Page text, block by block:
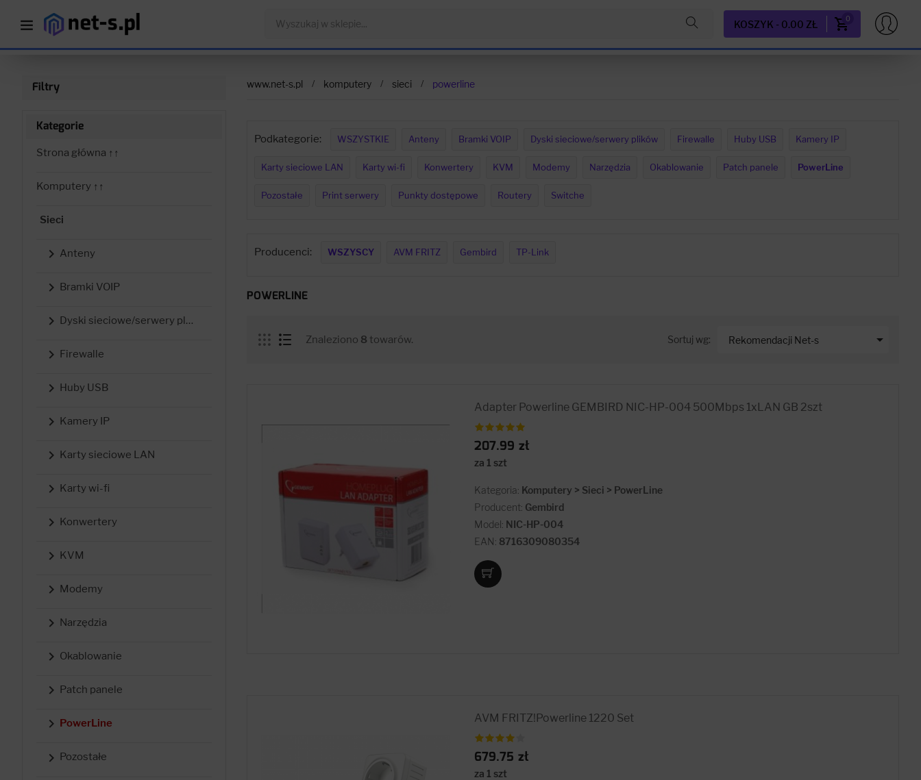
KOSZYK - 0.00 ZŁ 0
Filtry
Kategorie
Strona główna ↑↑
Komputery ↑↑
Sieci
 Anteny
 Bramki VOIP
 Dyski sieciowe/serwery plików
 Firewalle
 Huby USB
 Kamery IP
 Karty sieciowe LAN
 Karty wi-fi
 Konwertery
 KVM
 Modemy
 Narzędzia
 Okablowanie
 Patch panele
 PowerLine
 Pozostałe
www.net-s.pl komputery sieci powerline
Podkategorie: WSZYSTKIE Anteny Bramki VOIP Dyski sieciowe/serwery plików Firewalle Huby USB Kamery IP
Karty sieciowe LAN Karty wi-fi Konwertery KVM Modemy Narzędzia Okablowanie Patch panele PowerLine
Pozostałe Print serwery Punkty dostępowe Routery Switche
Producenci: WSZYSCY AVM FRITZ Gembird TP-Link
POWERLINE
Znaleziono 8 towarów. Rekomendacji Net-s 
Sortuj wg:
Adapter Powerline GEMBIRD NIC-HP-004 500Mbps 1xLAN GB 2szt
207.99 zł
za 1 szt
Kategoria: Komputery > Sieci > PowerLine
Producent: Gembird
Model: NIC-HP-004
EAN: 8716309080354
AVM FRITZ!Powerline 1220 Set
679.75 zł
za 1 szt